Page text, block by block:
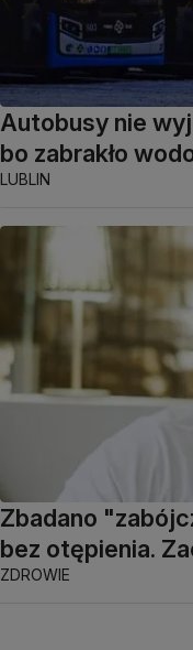
Autobusy nie
bo zabrakło
LUBLIN
Zbadano
bez otępienia.
ZDROWIE